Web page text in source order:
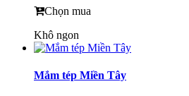
Chọn mua
Khô ngon
Mắm tép Miền Tây